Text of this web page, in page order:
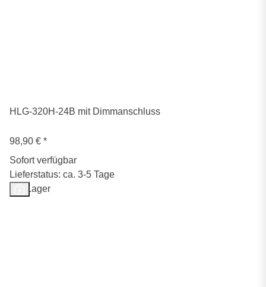
HLG-320H-24B mit Dimmanschluss
98,90 € *
Sofort verfügbar
Lieferstatus: ca. 3-5 Tage
Auf Lager